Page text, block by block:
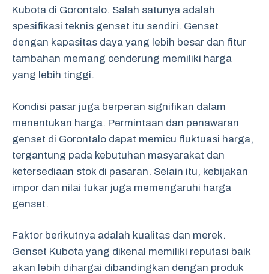
Kubota di Gorontalo. Salah satunya adalah
spesifikasi teknis genset itu sendiri. Genset
dengan kapasitas daya yang lebih besar dan fitur
tambahan memang cenderung memiliki harga
yang lebih tinggi.
Kondisi pasar juga berperan signifikan dalam
menentukan harga. Permintaan dan penawaran
genset di Gorontalo dapat memicu fluktuasi harga,
tergantung pada kebutuhan masyarakat dan
ketersediaan stok di pasaran. Selain itu, kebijakan
impor dan nilai tukar juga memengaruhi harga
genset.
Faktor berikutnya adalah kualitas dan merek.
Genset Kubota yang dikenal memiliki reputasi baik
akan lebih dihargai dibandingkan dengan produk